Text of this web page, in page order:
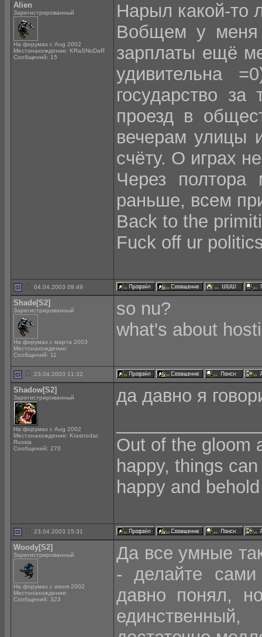
Alien
Зарегистрированный
На форумах с Aug 2002
Местонахождение: KRaSNoDaR
Сообщений: 15
Нарыл какой-то
Вобщем у меня
зарплаты ещё
удивительна
государство
проезд в
вечерам улицы
счёту. О играх
Через полтора
раньше, всем
Back to the
Fuck off ur
04.04.2003 09:49
Shade[S2]
Зарегистрированный
На форумах с марта 2003
Местонахождение:
Сообщений: 11
so nu?
what's about
23.04.2003 11:32
Shadow[S2]
Зарегистрированный
На форумах с Aug 2002
Местонахождение: Krasnodar,
Russia
Сообщений: 270
да давно я
Out of the gloom
happy, things
happy and
23.04.2003 15:31
Woody[S2]
Зарегистрированный
На форумах с июня 2002
Местонахождение:
Сообщений: 323
Да все умные
- делайте
давно понял,